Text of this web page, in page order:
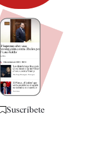
Suscríbete